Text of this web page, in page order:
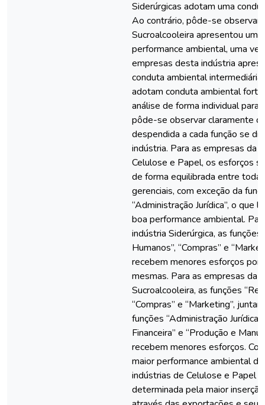
Siderúrgicas adotam uma
Ao contrário, pôde-se observar
Sucroalcooleira apresentou
performance ambiental, uma
empresas desta indústria
conduta ambiental
adotam conduta ambiental
análise de forma individual para
pôde-se observar claramente
despendida a cada função se
indústria. Para as empresas da
Celulose e Papel, os esforços
de forma equilibrada entre
gerenciais, com exceção da
“Administração Jurídica”, o que
boa performance ambiental.
indústria Siderúrgica, as funções
Humanos”, “Compras” e
recebem menores esforços por
mesmas. Para as empresas da
Sucroalcooleira, as funções
“Compras” e “Marketing”,
funções “Administração
Financeira” e “Produção e
recebem menores esforços.
maior performance ambiental
indústrias de Celulose e Papel
determinada pela maior